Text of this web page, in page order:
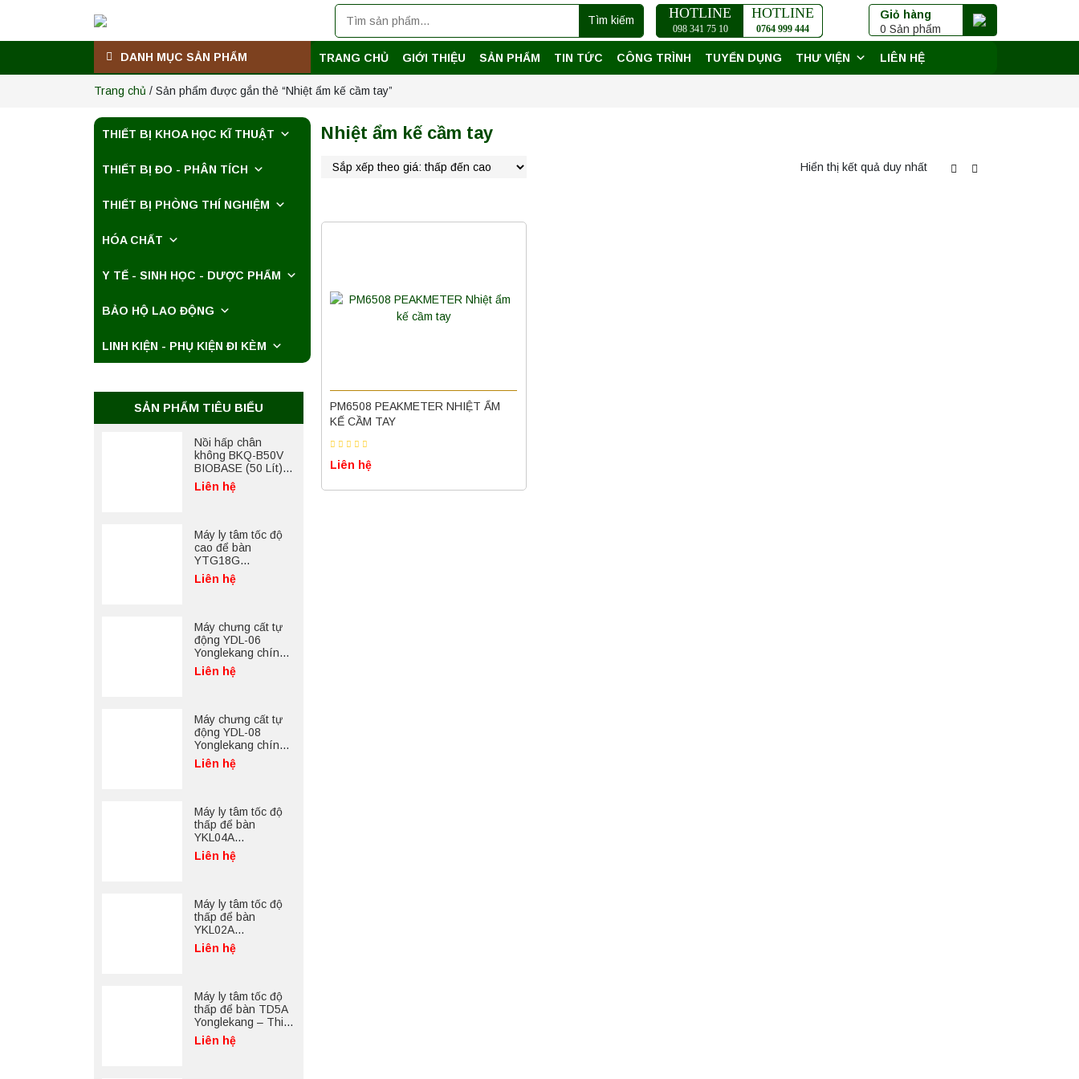
Giỏ hàng
0 Sản phẩm
Tìm kiếm HOTLINE
098 341 75 10
HOTLINE
0764 999 444
DANH MỤC SẢN PHẨM
THIẾT BỊ KHOA HỌC KĨ THUẬT
THIẾT BỊ ĐO - PHÂN TÍCH
THIẾT BỊ PHÒNG THÍ NGHIỆM
HÓA CHẤT
Y TẾ - SINH HỌC - DƯỢC PHẨM
BẢO HỘ LAO ĐỘNG
LINH KIỆN - PHỤ KIỆN ĐI KÈM
TRANG CHỦ GIỚI THIỆU SẢN PHẨM TIN TỨC CÔNG TRÌNH TUYỂN DỤNG THƯ VIỆN LIÊN HỆ
Trang chủ / Sản phẩm được gắn thẻ “Nhiệt ẩm kế cầm tay”
Nhiệt ẩm kế cầm tay
Hiển thị kết quả duy nhất
PM6508 PEAKMETER NHIỆT ẨM
KẾ CẦM TAY
Liên hệ
SẢN PHẨM TIÊU BIỂU
Nồi hấp chân
không BKQ-B50V
BIOBASE (50 Lít) –
Giải pháp tiệt trùng
hiệu quả
Liên hệ
Máy ly tâm tốc độ
cao để bàn
YTG18G
Yonglekang – Thiết
bị ly tâm phòng thí
Liên hệ
Máy chưng cất tự
động YDL-06
Yonglekang chính
hãng – Thiết bị
chưng cất mẫu
Liên hệ
Máy chưng cất tự
động YDL-08
Yonglekang chính
hãng – Thiết bị
chưng cất mẫu
Liên hệ
Máy ly tâm tốc độ
thấp để bàn
YKL04A
Yonglekang – Máy
ly tâm phòng thí
Liên hệ
Máy ly tâm tốc độ
thấp để bàn
YKL02A
Yonglekang – Máy
ly tâm phòng thí
Liên hệ
Máy ly tâm tốc độ
thấp để bàn TD5A
Yonglekang – Thiết
bị ly tâm phòng thí
nghiệm
Liên hệ